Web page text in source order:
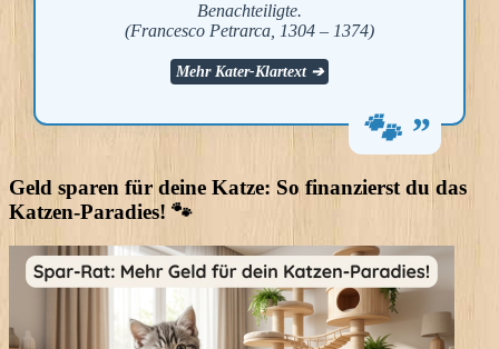
Benachteiligte.
(Francesco Petrarca, 1304 – 1374)
Mehr Kater-Klartext ➔
Geld sparen für deine Katze: So finanzierst du das
Katzen-Paradies! 🐾